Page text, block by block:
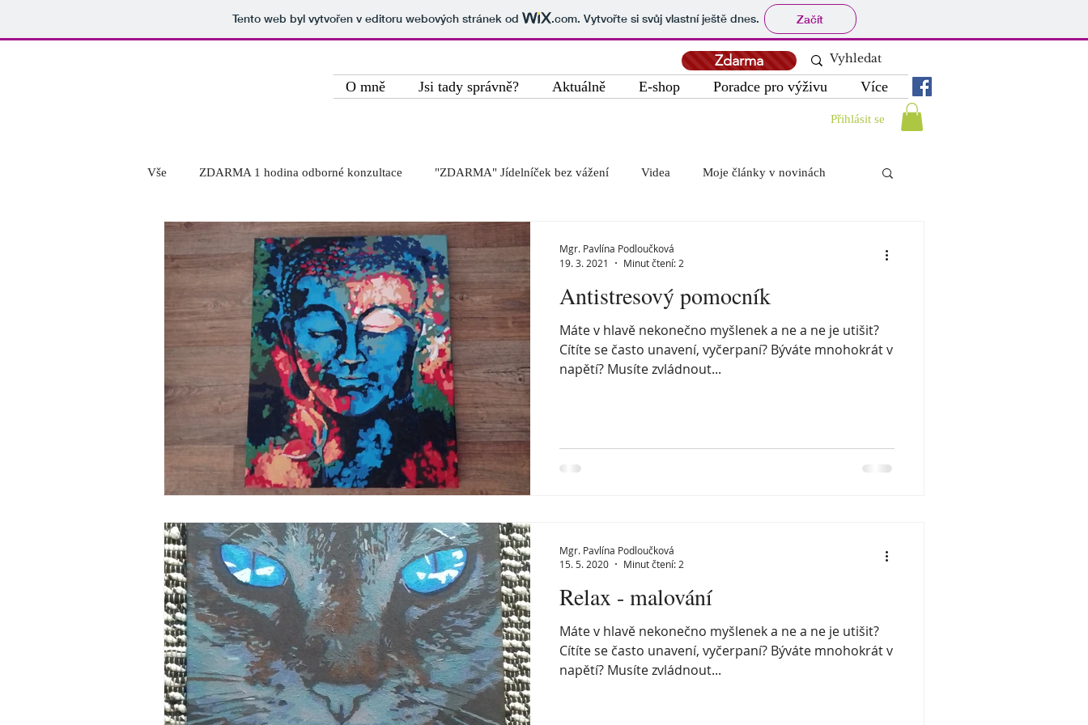
Tento web byl vytvořen v editoru webových stránek od .com. Vytvořte si svůj vlastní ještě dnes. Začít
O mně Jsi tady správně? Aktuálně E-shop Poradce pro výživu Více
Zdarma
Přihlásit se
Vše ZDARMA 1 hodina odborné konzultace "ZDARMA" Jídelníček bez vážení Videa Moje články v novinách
Články Recepty Přednášky, kurzy Citáty
Skvělá dovolená - chata Šebetov Nabídka práce Velikonoce Čarodějnice Zelené setkání
Antistresový pomocník
Máte v hlavě nekonečno myšlenek a ne a ne je utišit?
Cítíte se často unavení, vyčerpaní? Býváte mnohokrát v
napětí? Musíte zvládnout...
Mgr. Pavlína Podloučková
19. 3. 2021
Minut čtení: 2
Relax - malování
Máte v hlavě nekonečno myšlenek a ne a ne je utišit?
Cítíte se často unavení, vyčerpaní? Býváte mnohokrát v
napětí? Musíte zvládnout...
Mgr. Pavlína Podloučková
15. 5. 2020
Minut čtení: 2